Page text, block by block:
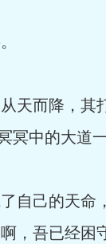
而降，其
冥中的大道一
己的天命
，吾已经困